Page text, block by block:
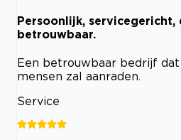
Persoonlijk, servicegericht,
betrouwbaar.
Een betrouwbaar bedrijf
mensen zal aanraden.
Service